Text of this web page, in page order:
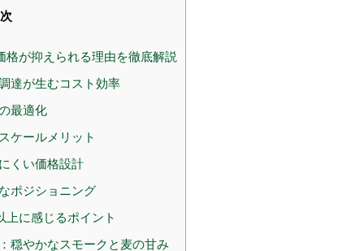
が抑えられる理由を徹底解説
達が生むコスト効率
最適化
ケールメリット
くい価格設計
ポジショニング
上に感じるポイント
穏やかなスモークと麦の甘み